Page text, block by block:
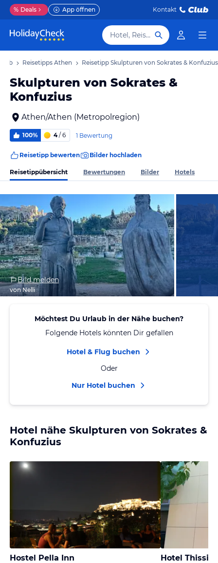
% Deals App öffnen Kontakt
Hotel, Reiseziel
Reisetipps Athen Reisetipp Skulpturen von Sokrates & Konfuzius
Skulpturen von Sokrates &
Konfuzius
Athen/Athen (Metropolregion)
100% 4/ 6 1 Bewertung
Reisetipp bewerten Bilder hochladen
Reisetippübersicht Bewertungen Bilder Hotels
Bild melden
von Nelli
Möchtest Du Urlaub in der Nähe buchen?
Folgende Hotels könnten Dir gefallen
Hotel & Flug buchen
Oder
Nur Hotel buchen
Hotel nähe Skulpturen von Sokrates &
Konfuzius
Hostel Pella Inn Hotel Thissio